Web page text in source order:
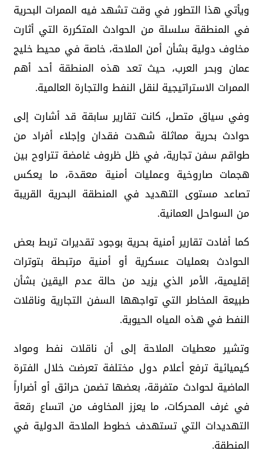
ويأتي هذا التطور في وقت تشهد فيه الممرات البحرية
في المنطقة سلسلة من الحوادث المتكررة التي أثارت
مخاوف دولية بشأن أمن الملاحة، خاصة في محيط خليج
عمان وبحر العرب، حيث تعد هذه المنطقة أحد أهم
الممرات الاستراتيجية لنقل النفط والتجارة العالمية.
وفي سياق متصل، كانت تقارير سابقة قد أشارت إلى
حوادث بحرية مماثلة شهدت فقدان وإجلاء أفراد من
طواقم سفن تجارية، في ظل ظروف غامضة تتراوح بين
هجمات صاروخية وعمليات أمنية معقدة، ما يعكس
تصاعد مستوى التهديد في المنطقة البحرية القريبة
من السواحل العمانية.
كما أفادت تقارير أمنية بحرية بوجود تقديرات تربط بعض
الحوادث بعمليات عسكرية أو أمنية مرتبطة بتوترات
إقليمية، الأمر الذي يزيد من حالة عدم اليقين بشأن
طبيعة المخاطر التي تواجهها السفن التجارية وناقلات
النفط في هذه المياه الحيوية.
وتشير معطيات الملاحة إلى أن ناقلات نفط ومواد
كيميائية ترفع أعلام دول مختلفة تعرضت خلال الفترة
الماضية لحوادث متفرقة، بعضها تضمن حرائق أو أضراراً
في غرف المحركات، ما يعزز المخاوف من اتساع رقعة
التهديدات التي تستهدف خطوط الملاحة الدولية في
المنطقة.